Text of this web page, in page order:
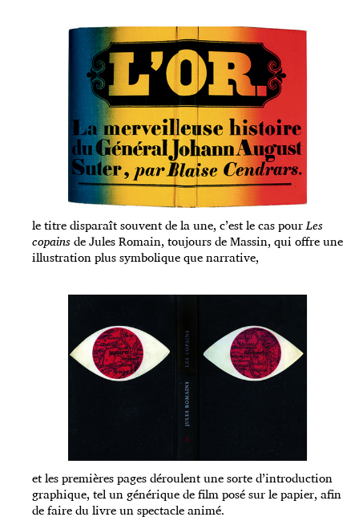
le titre disparaît souvent de la une, c’est le cas pourLes
copainsde Jules Romain, toujours de Massin, qui offre une
illustration plus symbolique que narrative,
et les premières pages déroulent une sorte d’introduction
graphique, tel un générique de film posé sur le papier, afin
de faire du livre un spectacle animé.